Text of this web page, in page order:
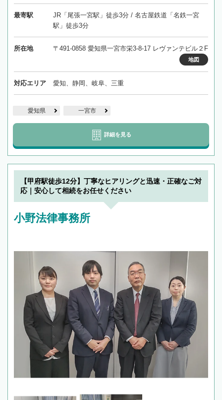
最寄駅
JR「尾張一宮駅」徒歩3分 / 名古屋鉄道「名鉄一宮
駅」徒歩3分
所在地 〒491-0858 愛知県一宮市栄3-8-17 レヴァンテビル２F
地図
対応エリア 愛知、静岡、岐阜、三重
愛知県 一宮市
詳細を見る
【甲府駅徒歩12分】丁寧なヒアリングと迅速・正確なご対
応｜安心して相続をお任せください
小野法律事務所